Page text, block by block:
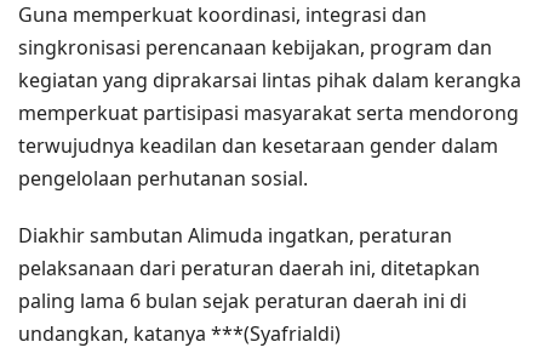
Guna memperkuat koordinasi, integrasi dan
singkronisasi perencanaan kebijakan, program dan
kegiatan yang diprakarsai lintas pihak dalam kerangka
memperkuat partisipasi masyarakat serta mendorong
terwujudnya keadilan dan kesetaraan gender dalam
pengelolaan perhutanan sosial.
Diakhir sambutan Alimuda ingatkan, peraturan
pelaksanaan dari peraturan daerah ini, ditetapkan
paling lama 6 bulan sejak peraturan daerah ini di
undangkan, katanya ***(Syafrialdi)